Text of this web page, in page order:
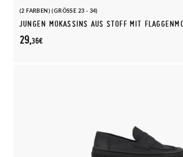
(2 FARBEN) (GRÖSSE 23 - 34)
JUNGEN MOKASSINS AUS STOFF MIT
29,36€